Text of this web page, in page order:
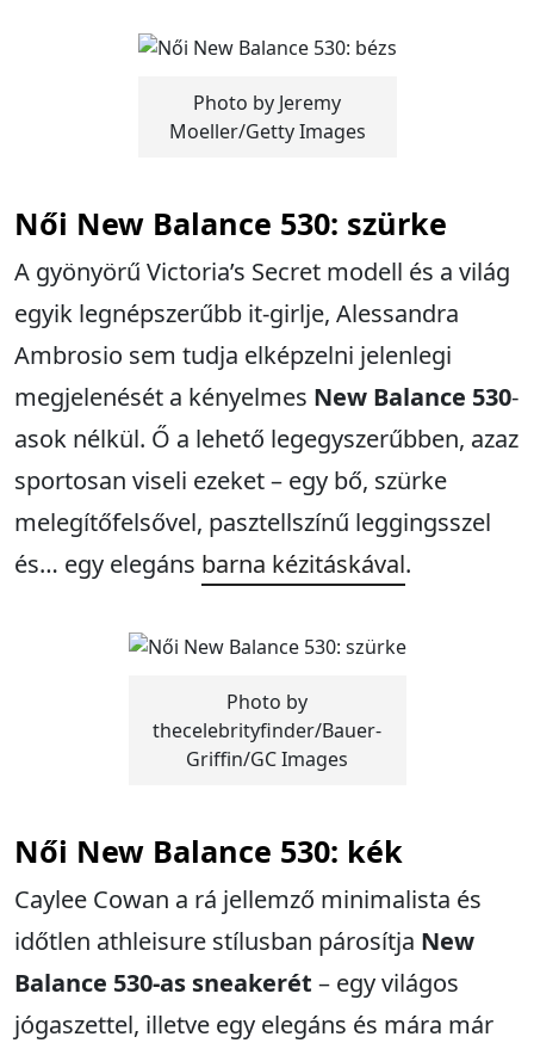
Photo by Jeremy
Moeller/Getty Images
Női New Balance 530: szürke
A gyönyörű Victoria’s Secret modell és a világ
egyik legnépszerűbb it-girlje, Alessandra
Ambrosio sem tudja elképzelni jelenlegi
megjelenését a kényelmes New Balance 530-
asok nélkül. Ő a lehető legegyszerűbben, azaz
sportosan viseli ezeket – egy bő, szürke
melegítőfelsővel, pasztellszínű leggingsszel
és… egy elegáns barna kézitáskával.
Photo by
thecelebrityfinder/Bauer-
Griffin/GC Images
Női New Balance 530: kék
Caylee Cowan a rá jellemző minimalista és
időtlen athleisure stílusban párosítja New
Balance 530-as sneakerét – egy világos
jógaszettel, illetve egy elegáns és mára már